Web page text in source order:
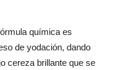
química es
de yodación, dando
cereza brillante que se